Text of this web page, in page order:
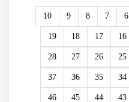
6
7
8
9
10
16
17
18
19
25
26
27
28
34
35
36
37
43
44
45
46